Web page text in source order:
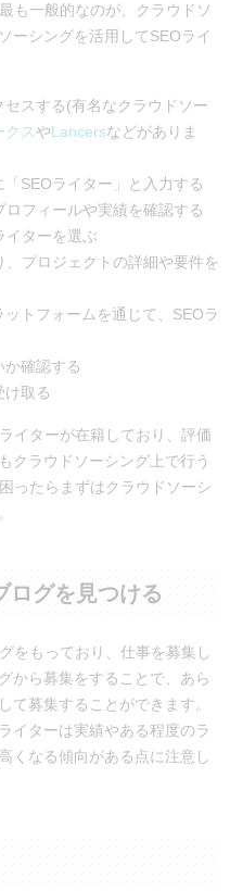
も一般的なのが、クラウドソ
ーシングを活用してSEOライ
スする(有名なクラウドソー
クス やLancersなどがありま
SEOライター」と入力する
フィールや実績を確認する
イターを選ぶ
プロジェクトの詳細や要件を
トフォームを通じて、SEOラ
か確認する
け取る
イターが在籍しており、評価
クラウドソーシング上で行う
ったらまずはクラウドソーシ
ログを見つける
をもっており、仕事を募集し
から募集をすることで、あら
て募集することができます。
イターは実績やある程度のラ
くなる傾向がある点に注意し